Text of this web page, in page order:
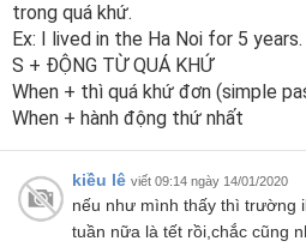
trong quá khứ.
Ex: I lived in the Ha Noi for 5 years.
S + ÐỘNG TỪ QUÁ KHỨ
When + thì quá khứ đơn (simple
When + hành động thứ nhất
kiều lê viết 09:14 ngày 14/01/2020
nếu như mình thấy thì trường
tuần nữa là tết rồi,chắc cũng